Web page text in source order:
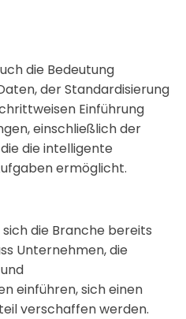
die Bedeutung
der Standardisierung
Einführung
einschließlich der
die intelligente
ermöglicht.
die Branche bereits
Unternehmen, die
einführen, sich einen
verschaffen werden.